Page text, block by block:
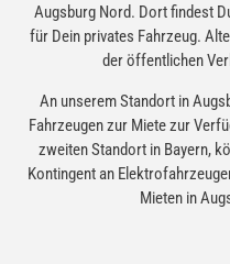
Augsburg Nord.​ Dort findest
für Dein privates Fahrzeug.
der öffentlichen
An unserem Standort in
Fahrzeugen zur Miete zur
zweiten Standort in Bayern,
Kontingent an
Mieten in